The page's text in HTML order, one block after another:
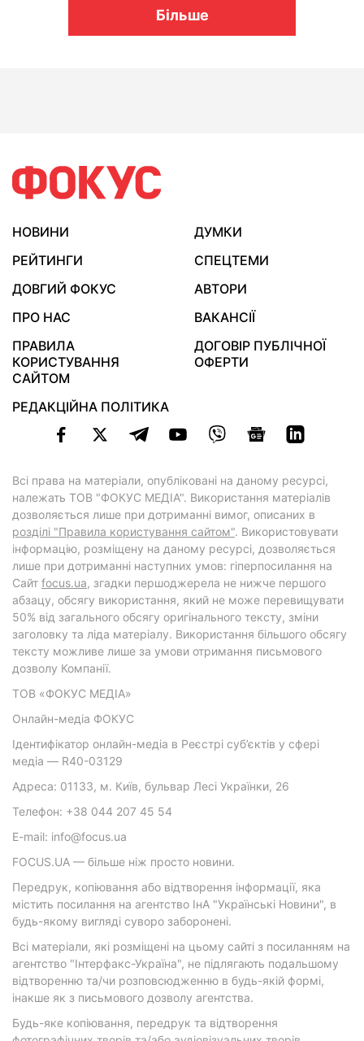
Більше
НОВИНИ
ДУМКИ
РЕЙТИНГИ
СПЕЦТЕМИ
ДОВГИЙ ФОКУС
АВТОРИ
ПРО НАС
ВАКАНСІЇ
ПРАВИЛА
КОРИСТУВАННЯ
САЙТОМ
ДОГОВІР ПУБЛІЧНОЇ
ОФЕРТИ
РЕДАКЦІЙНА ПОЛІТИКА
Всі права на матеріали, опубліковані на даному ресурсі,
належать ТОВ "ФОКУС МЕДІА". Використання матеріалів
дозволяється лише при дотриманні вимог, описаних в
розділі "Правила користування сайтом". Використовувати
інформацію, розміщену на даному ресурсі, дозволяється
лише при дотриманні наступних умов: гіперпосилання на
Cайт focus.ua, згадки першоджерела не нижче першого
абзацу, обсягу використання, який не може перевищувати
50% від загального обсягу оригінального тексту, зміни
заголовку та ліда матеріалу. Використання більшого обсягу
тексту можливе лише за умови отримання письмового
дозволу Компанії.
ТОВ «ФОКУС МЕДІА»
Онлайн-медіа ФОКУС
Ідентифікатор онлайн-медіа в Реєстрі суб’єктів у сфері
медіа — R40-03129
Адреса: 01133, м. Київ, бульвар Лесі Українки, 26
Телефон: +38 044 207 45 54
E-mail: info@focus.ua
FOCUS.UA — більше ніж просто новини.
Передрук, копіювання або відтворення інформації, яка
містить посилання на агентство ІнА "Українські Новини", в
будь-якому вигляді суворо заборонені.
Всі матеріали, які розміщені на цьому сайті з посиланням на
агентство "Інтерфакс-Україна", не підлягають подальшому
відтворенню та/чи розповсюдженню в будь-якій формі,
інакше як з письмового дозволу агентства.
Будь-яке копіювання, передрук та відтворення